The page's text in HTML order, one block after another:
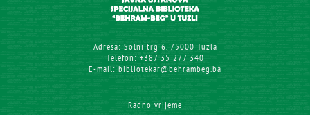
Adresa: Solni trg 6, 75000 Tuzla
Telefon: +387 35 277 340
E-mail: bibliotekar@behrambeg.ba
Radno vrijeme